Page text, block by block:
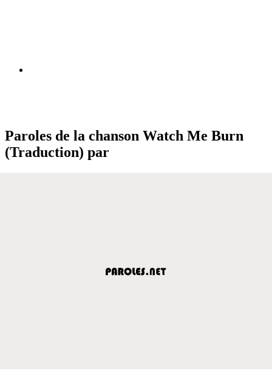
Paroles de la chanson Watch Me Burn
(Traduction) par